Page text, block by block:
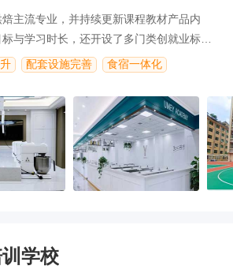
主流专业，并持续更新课程教材产品内
与学习时长，还开设了多门类创就业标杆
，创就业灵活。
配套设施完善 食宿一体化
学校